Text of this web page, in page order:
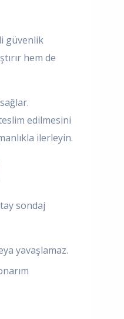
güvenlik
hem de
edilmesini
ilerleyin.
sondaj
yavaşlamaz.